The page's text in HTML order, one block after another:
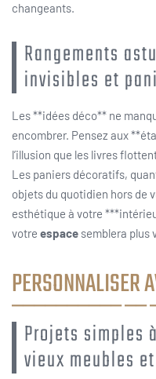
changeants.
Rangements
invisibles et
Les **idées déco** ne
encombrer. Pensez aux
l’illusion que les livres
Les paniers décoratifs,
objets du quotidien hors de
esthétique à votre
votre espace semblera plus
PERSONNALISER
Projets simples
vieux meubles